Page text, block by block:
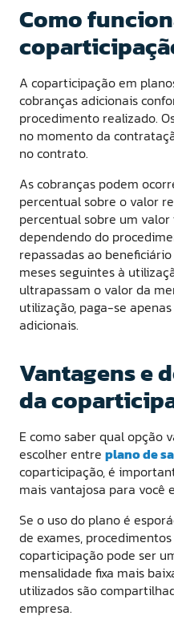
Como
A coparticipação em
cobranças adicionais
procedimento realizado.
no momento da
no contrato.
As cobranças podem
percentual sobre o valor
percentual sobre um
dependendo do
repassadas ao
meses seguintes à
ultrapassam o valor da
utilização, paga-se
adicionais.
Vantagens e
da
E como saber qual opção
escolher entre plano de
coparticipação, é
mais vantajosa para você
Se o uso do plano é
de exames,
coparticipação pode ser
mensalidade fixa mais
utilizados são
empresa.